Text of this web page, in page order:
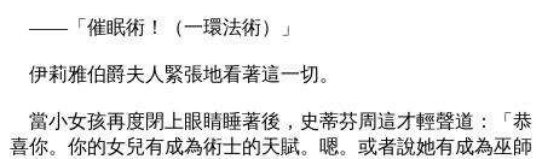
——「催眠術！（一環法術）」
伊莉雅伯爵夫人緊張地看著這一切。
當小女孩再度閉上眼睛睡著後，史蒂芬周這才輕聲道：「恭
喜你。你的女兒有成為術士的天賦。嗯。或者說她有成為巫師